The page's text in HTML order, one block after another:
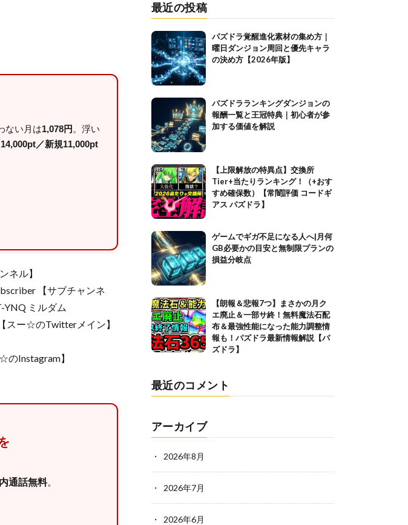
ない月は1,078円 。浮い
／新規11,000pt
ル】
【サブチャンネ
YNQ ミルダム
スー☆のTwitterメイン】
Instagram】
通話無料。
最近の投稿
パズドラ覚醒進化素材の集め方｜
曜日ダンジョン周回と優先キャラ
の決め方【2026年版】
パズドラランキングダンジョンの
報酬一覧と王冠特典｜初心者が参
加する価値を解説
【上限解放の特異点】交換所
Tier+当たりランキング！（+おす
すめ確保数）【常闇評価 コードギ
アス パズドラ】
ゲームでギガ不足になる人へ|月何
GB必要かの目安と無制限プランの
損益分岐点
【朗報＆悲報7つ】まさかの月ク
エ廃止＆一部サ終！無料魔法石配
布＆最強性能になった能力調整情
報も！パズドラ最新情報解説【パ
ズドラ】
最近のコメント
アーカイブ
2026年8月
2026年7月
2026年6月